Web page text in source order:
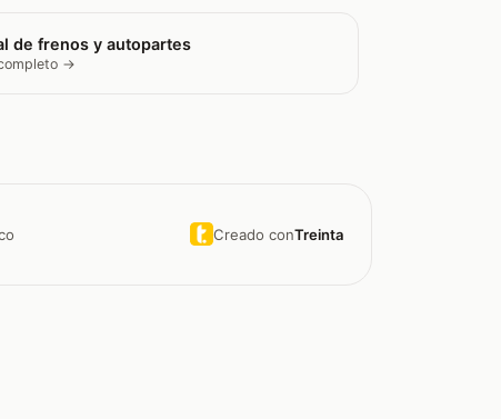
de frenos y autopartes
→
Creado conTreinta